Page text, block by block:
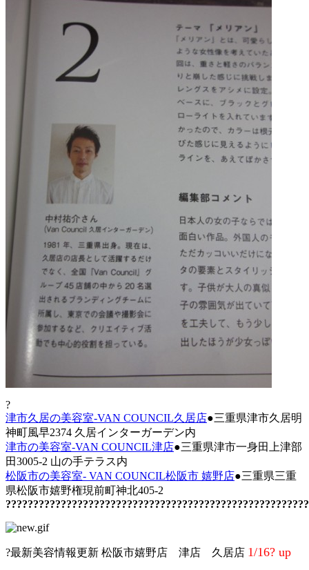
?
津市久居の美容室-VAN COUNCIL久居店●三重県津市久居明
神町風早2374 久居インターガーデン内
津市の美容室-VAN COUNCIL津店●三重県津市一身田上津部
田3005-2 山の手テラス内
松阪市の美容室- VAN COUNCIL松阪市 嬉野店●三重県三重
県松阪市嬉野権現前町神北405-2
?最新美容情報更新 松阪市嬉野店 津店 久居店 1/16? up